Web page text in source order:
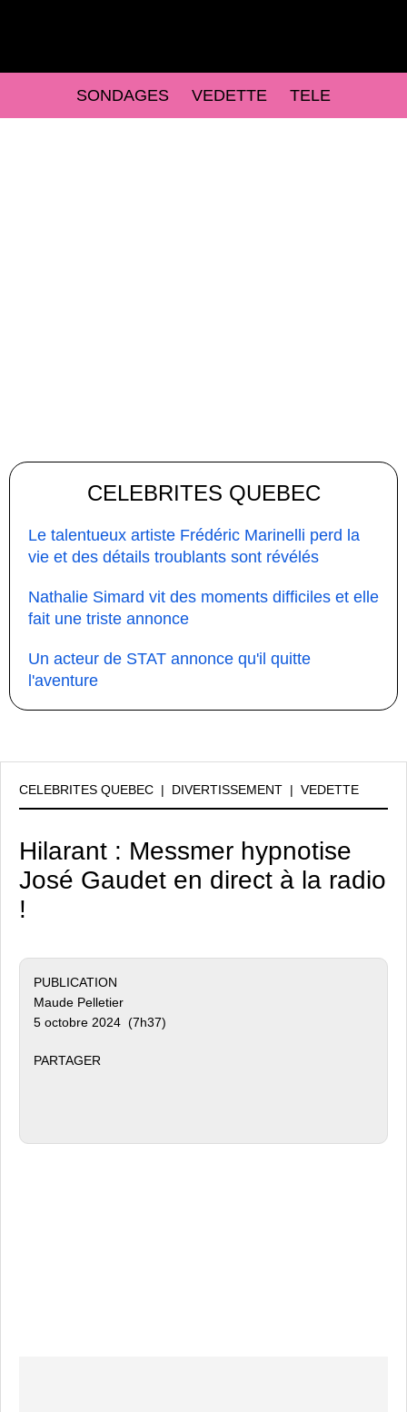
SONDAGES VEDETTE TELE
CELEBRITES QUEBEC
Le talentueux artiste Frédéric Marinelli perd la
vie et des détails troublants sont révélés
Nathalie Simard vit des moments difficiles et elle
fait une triste annonce
Un acteur de STAT annonce qu'il quitte
l'aventure
CELEBRITES QUEBEC | DIVERTISSEMENT | VEDETTE
Hilarant : Messmer hypnotise
José Gaudet en direct à la radio
!
PUBLICATION
Maude Pelletier
5 octobre 2024 (7h37)
PARTAGER